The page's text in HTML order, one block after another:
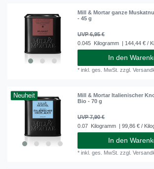
Mill & Mortar ganze
- 45 g
UVP 6,95 €
0.045 Kilogramm | 144,44 € /
In den
*inkl. ges. MwSt. zzgl.
Neuheit
Mill & Mortar Italienischer
Bio - 70 g
UVP 7,90 €
0.07 Kilogramm | 99,86 € /
In den
*inkl. ges. MwSt. zzgl.